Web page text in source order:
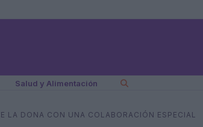
Salud y Alimentación
LA DONA CON UNA COLABORACIÓN ESPECIAL